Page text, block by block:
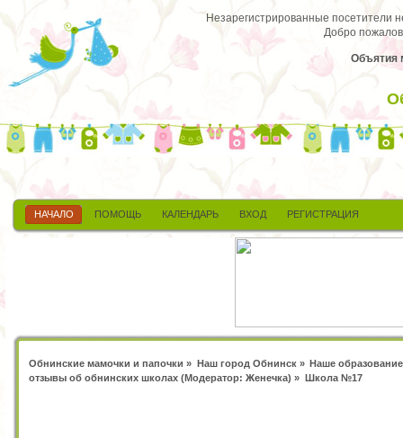
Незарегистрированные посетители
Добро
Объятия
НАЧАЛО ПОМОЩЬ КАЛЕНДАРЬ ВХОД РЕГИСТРАЦИЯ
Обнинские мамочки и папочки » Наш город Обнинск» Наше образование
отзывы об обнинских школах (Модератор:Женечка) » Школа №17